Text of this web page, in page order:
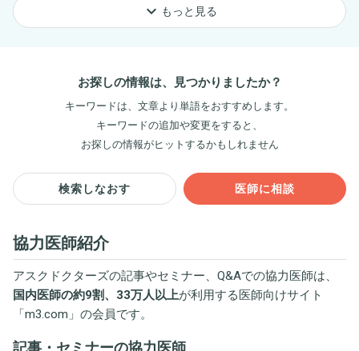
keyboard_arrow_down もっと見る
お探しの情報は、見つかりましたか？
キーワードは、文章より単語をおすすめします。
キーワードの追加や変更をすると、
お探しの情報がヒットするかもしれません
検索しなおす 医師に相談
協力医師紹介
アスクドクターズの記事やセミナー、Q&Aでの協力医師は、
国内医師の約9割、33万人以上が利用する医師向けサイト
「m3.com 」の会員です。
記事・セミナーの協力医師